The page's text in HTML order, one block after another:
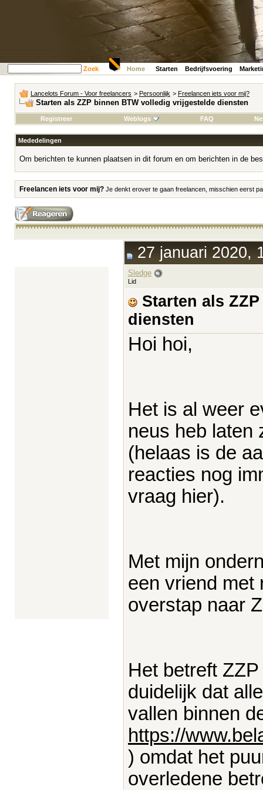
Zoek Home Starten Bedrijfsvoering
Lancelots Forum - Voor freelancers > Persoonlijk > Freelancen iets voor mij?
Starten als ZZP binnen BTW volledig vrijgestelde diensten
Registreer Weblogs FAQ
Mededelingen
Om berichten te kunnen plaatsen in dit forum en om berichten in de
Freelancen iets voor mij? Je denkt erover te gaan freelancen, misschien eerst
27 januari 2020,
Sledge
Lid
Starten als
diensten
Hoi hoi,
Het is al weer
neus heb laten
(helaas is de
reacties nog
vraag hier).
Met mijn
een vriend met
overstap naar
Het betreft
duidelijk dat
vallen binnen
https://
) omdat het
overledene